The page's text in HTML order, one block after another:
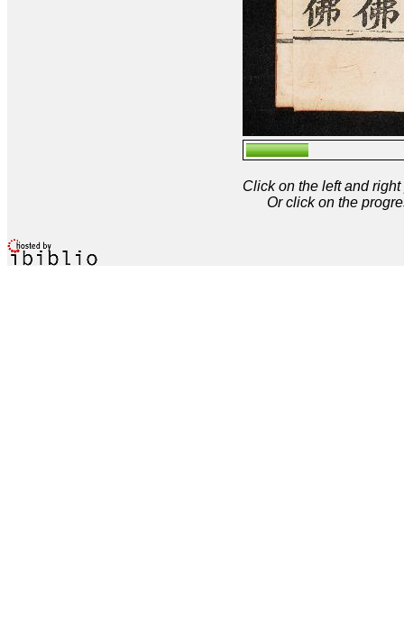
Click on the left and
Or click on the